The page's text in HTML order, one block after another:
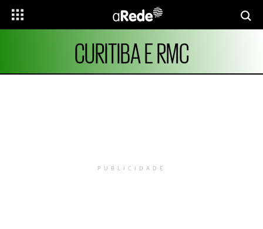
CURITIBA E RMC
PUBLICIDADE